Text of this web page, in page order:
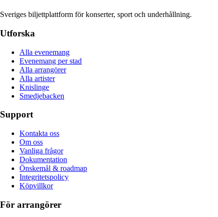
Sveriges biljettplattform för konserter, sport och underhållning.
Utforska
Alla evenemang
Evenemang per stad
Alla arrangörer
Alla artister
Knislinge
Smedjebacken
Support
Kontakta oss
Om oss
Vanliga frågor
Dokumentation
Önskemål & roadmap
Integritetspolicy
Köpvillkor
För arrangörer